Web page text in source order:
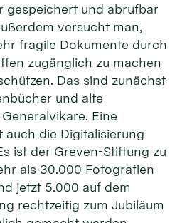
gespeichert und abrufbar
versucht man,
fragile Dokumente durch
zugänglich zu machen
Das sind zunächst
und alte
Eine
auch die Digitalisierung
ist der Greven-Stiftung zu
als 30.000 Fotografien
jetzt 5.000 auf dem
rechtzeitig zum Jubiläum